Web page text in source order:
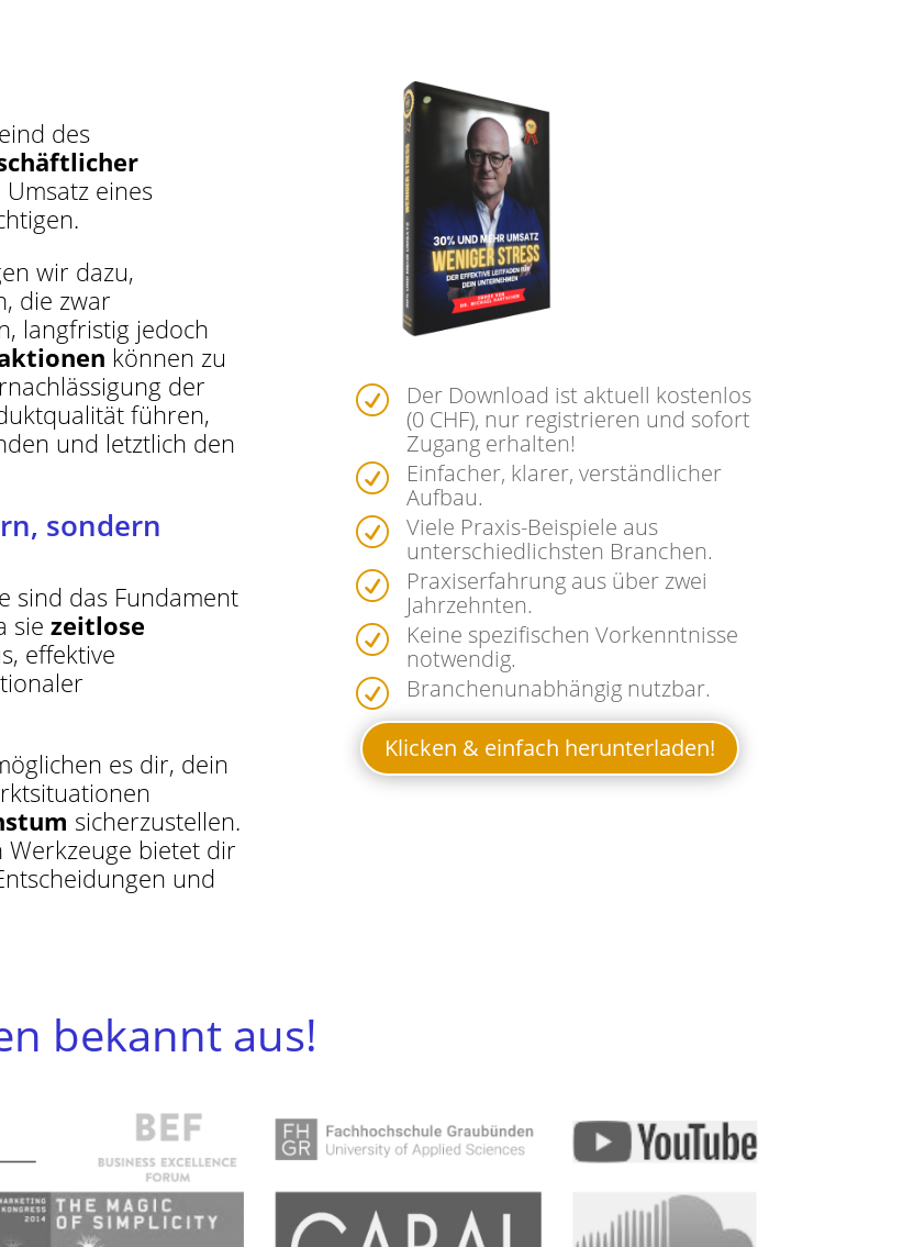
des
eines
wir dazu,
die zwar
langfristig jedoch
können zu
der
führen,
und letztlich den
sondern
sind das Fundament
siezeitlose
effektive
es dir, dein
sicherzustellen.
bietet dir
und
R
Der Download ist aktuell kostenlos
(0 CHF), nur registrieren und sofort
Zugang erhalten!
R
Einfacher, klarer, verständlicher
Aufbau.
R
Viele Praxis-Beispiele aus
unterschiedlichsten Branchen.
R
Praxiserfahrung aus über zwei
Jahrzehnten.
R
Keine spezifischen Vorkenntnisse
notwendig.
R
Branchenunabhängig nutzbar.
Klicken & einfach herunterladen!
bekannt aus!